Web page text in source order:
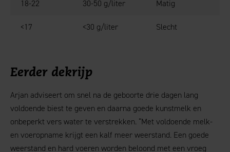
18-22 30-50 g/liter Matig
<17 <30 g/liter Slecht
Eerder dekrijp
Arjan adviseert om snel na de geboorte drie dagen lang
voldoende biest te geven en daarna goede kunstmelk en
onbeperkt vers water te verstrekken. “Met voldoende melk-
en voeropname krijgt een kalf meer weerstand. Een goede
weerstand en hard voeren worden beloond met een vroeg